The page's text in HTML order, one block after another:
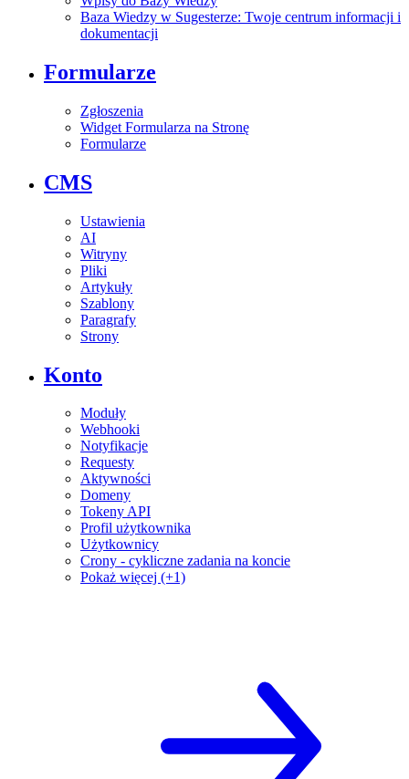
Baza Wiedzy w Sugesterze: Twoje centrum informacji i
dokumentacji
Formularze
Zgłoszenia
Widget Formularza na Stronę
Formularze
CMS
Ustawienia
AI
Witryny
Pliki
Artykuły
Szablony
Paragrafy
Strony
Konto
Moduły
Webhooki
Notyfikacje
Requesty
Aktywności
Domeny
Tokeny API
Profil użytkownika
Użytkownicy
Crony - cykliczne zadania na koncie
Pokaż więcej (+1)